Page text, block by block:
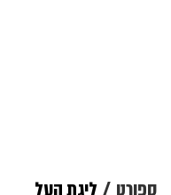
ספורט ליגת העל